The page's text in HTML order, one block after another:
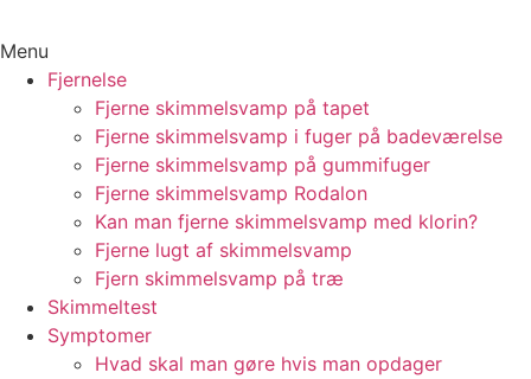
Menu
Fjernelse
Fjerne skimmelsvamp på tapet
Fjerne skimmelsvamp i fuger på badeværelse
Fjerne skimmelsvamp på gummifuger
Fjerne skimmelsvamp Rodalon
Kan man fjerne skimmelsvamp med klorin?
Fjerne lugt af skimmelsvamp
Fjern skimmelsvamp på træ
Skimmeltest
Symptomer
Hvad skal man gøre hvis man opdager